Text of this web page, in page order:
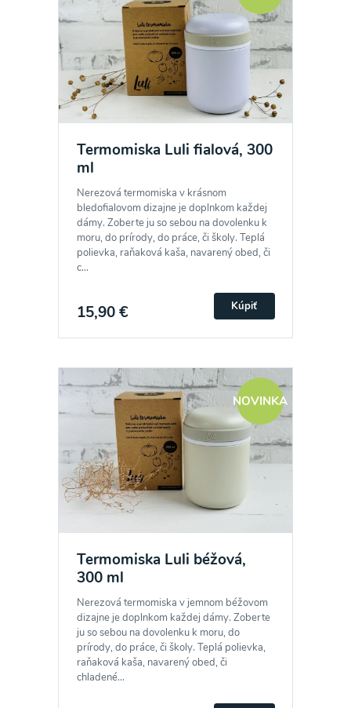
Termomiska Luli fialová, 300
ml
Nerezová termomiska v krásnom
bledofialovom dizajne je doplnkom každej
dámy. Zoberte ju so sebou na dovolenku k
moru, do prírody, do práce, či školy. Teplá
polievka, raňaková kaša, navarený obed, či
c...
15,90 € Kúpiť
NOVINKA
Termomiska Luli béžová,
300 ml
Nerezová termomiska v jemnom béžovom
dizajne je doplnkom každej dámy. Zoberte
ju so sebou na dovolenku k moru, do
prírody, do práce, či školy. Teplá polievka,
raňaková kaša, navarený obed, či
chladené...